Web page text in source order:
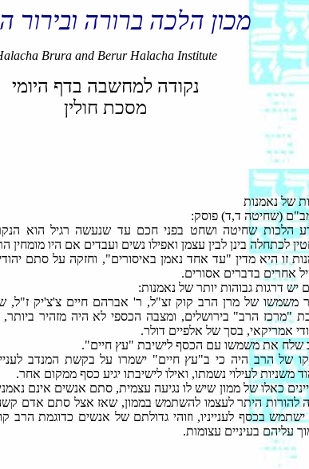
מכון הלכה ברורה ובירור
Brura and Berur Halacha Institute
נקודה למחשבה בדף היומי
מסכת חולין
של נאמנות
(שחיטה ד,ד) פוסק:
הלכות שחיטה ושחט בפני חכם עד שנעשה רגיל הוא
לכתחלה בינן לבין עצמן ואפילו נשים ועבדים אם היו מומחין
זו היא מדין "עד אחד נאמן באיסורים", וחזקה על סתם
אחרים בדברים אסורים.
יש דרגות גבוהות יותר של נאמנות:
משמשו של מרן הרב קוק זצ"ל, ר' אברהם חיים צ'צ'יק ז"ל,
"מרכז הרב" בירושלים, ומצבה הכספי לא היה מזהיר ביותר,
אמריקאי, בסך של אלפיים דולר.
שלח את משמשו עם הכסף לישיבת "עץ חיים".
של הרב היה כי ב"עץ חיים" ישמרו על בקשת המנדב
משניות לעילוי נשמתו, ואילו לישיבתו יגיע כסף ממקום אחר.
כאלו של ממון שיש לו נגיעה עצמית, סתם אנשים אינם
להורות היתר לעצמו להשתמש בממון, שאז אצל סתם אדם קשה
ישתמש בכסף לענייניו, וזוהי גדולתם של אנשים כדוגמת הרב
עליהם בעיניים עצומות.